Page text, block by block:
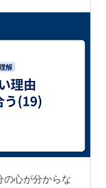
の心が分からな